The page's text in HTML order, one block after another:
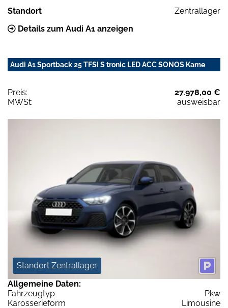
Standort
Zentrallager
Details zum Audi A1 anzeigen
Audi A1 Sportback 25 TFSI S tronic LED ACC SONOS Kame
Preis:
27.978,00 €
MWSt:
ausweisbar
Standort Zentrallager
Allgemeine Daten:
Fahrzeugtyp
Pkw
Karosserieform
Limousine